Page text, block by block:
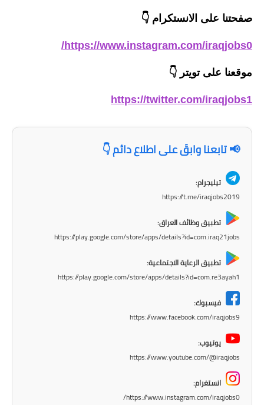
العامة
صفحتنا على الانستكرام 👇
https://www.instagram.com/iraqjobs0/
موقعنا على تويتر 👇
https://twitter.com/iraqjobs1
📢 تابعنا وابقَ على اطلاع دائم 👇
تيليجرام:
https://t.me/iraqjobs2019
تطبيق وظائف العراق:
https://play.google.com/store/apps/details?id=com.iraq21jobs
تطبيق الرعاية الاجتماعية:
https://play.google.com/store/apps/details?id=com.re3ayah1
فيسبوك:
https://www.facebook.com/iraqjobs9
يوتيوب:
https://www.youtube.com/@iraqjobs
انستغرام:
https://www.instagram.com/iraqjobs0/